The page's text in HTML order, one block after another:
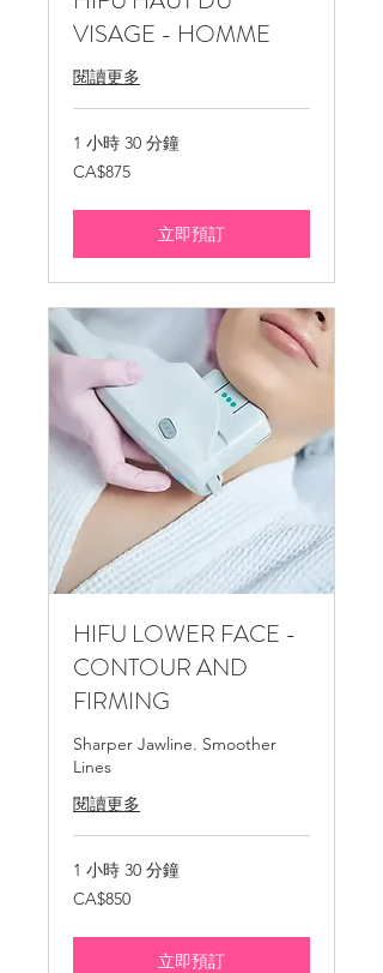
VISAGE - HOMME
閱讀更多
1 小時 30 分鐘
875
加
大
CA$875
立即預訂
​​HIFU LOWER FACE -
CONTOUR AND
FIRMING
Sharper Jawline. Smoother
Lines
閱讀更多
1 小時 30 分鐘
850
加
大
CA$850
立即預訂